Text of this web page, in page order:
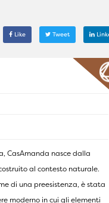
Like Tweet
CasAmanda nasce dalla
al contesto naturale.
di una preesistenza, è stata
moderno in cui gli elementi